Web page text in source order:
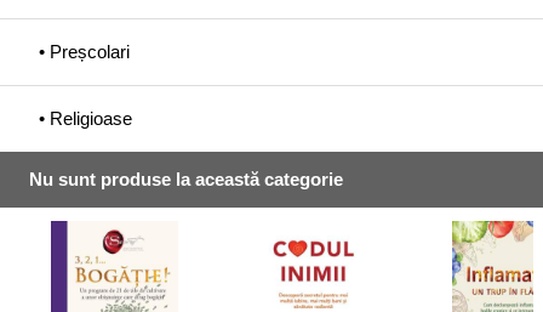
• Preșcolari
• Religioase
Nu sunt produse la această categorie